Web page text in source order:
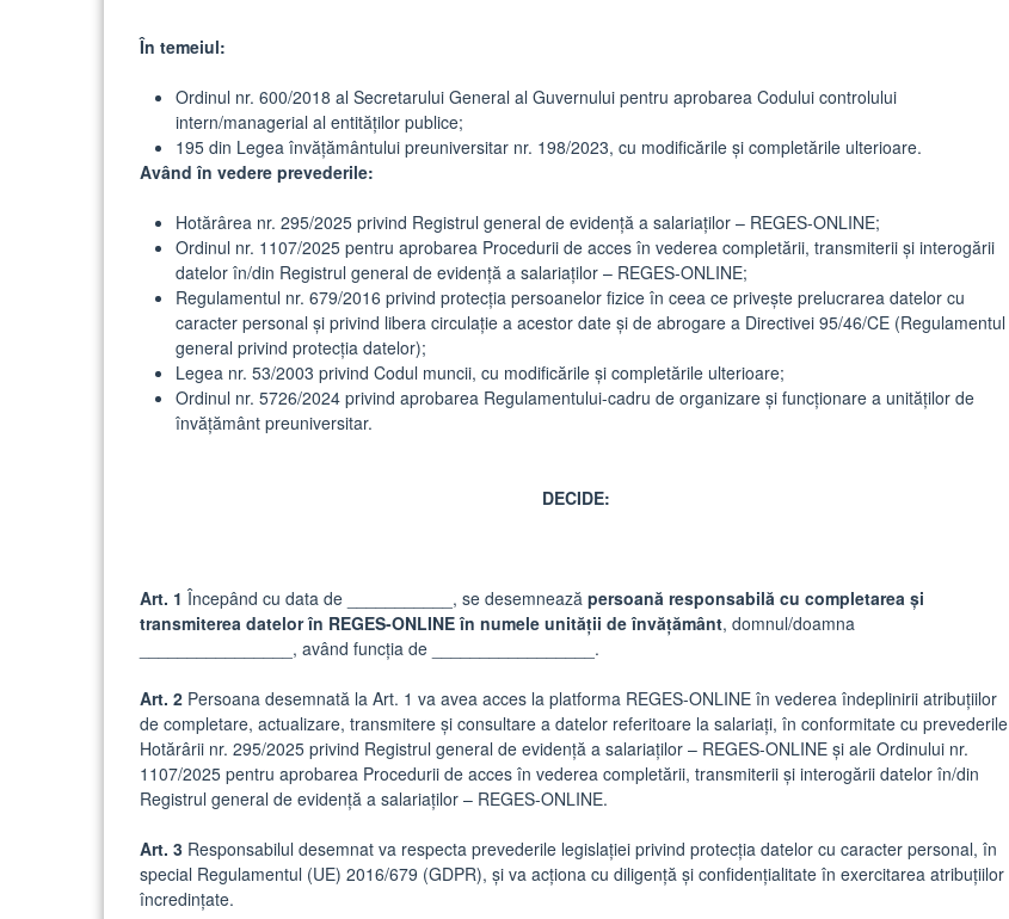
În temeiul:
Ordinul nr. 600/2018 al Secretarului General al Guvernului pentru aprobarea Codului controlului
intern/managerial al entităţilor publice;
195 din Legea învăţământului preuniversitar nr. 198/2023, cu modificările și completările ulterioare.
Având în vedere prevederile:
Hotărârea nr. 295/2025 privind Registrul general de evidenţă a salariaţilor – REGES-ONLINE;
Ordinul nr. 1107/2025 pentru aprobarea Procedurii de acces în vederea completării, transmiterii şi interogării
datelor în/din Registrul general de evidenţă a salariaţilor – REGES-ONLINE;
Regulamentul nr. 679/2016 privind protecţia persoanelor fizice în ceea ce priveşte prelucrarea datelor cu
caracter personal şi privind libera circulaţie a acestor date şi de abrogare a Directivei 95/46/CE (Regulamentul
general privind protecţia datelor);
Legea nr. 53/2003 privind Codul muncii, cu modificările și completările ulterioare;
Ordinul nr. 5726/2024 privind aprobarea Regulamentului-cadru de organizare şi funcţionare a unităţilor de
învăţământ preuniversitar.
DECIDE:
Art. 1 Începând cu data de ___________, se desemnează persoană responsabilă cu completarea și
transmiterea datelor în REGES-ONLINE în numele unității de învățământ, domnul/doamna
________________, având funcția de _________________.
Art. 2 Persoana desemnată la Art. 1 va avea acces la platforma REGES-ONLINE în vederea îndeplinirii atribuțiilor
de completare, actualizare, transmitere și consultare a datelor referitoare la salariați, în conformitate cu prevederile
Hotărârii nr. 295/2025 privind Registrul general de evidenţă a salariaţilor – REGES-ONLINE și ale Ordinului nr.
1107/2025 pentru aprobarea Procedurii de acces în vederea completării, transmiterii şi interogării datelor în/din
Registrul general de evidenţă a salariaţilor – REGES-ONLINE.
Art. 3 Responsabilul desemnat va respecta prevederile legislației privind protecția datelor cu caracter personal, în
special Regulamentul (UE) 2016/679 (GDPR), și va acționa cu diligență și confidențialitate în exercitarea atribuțiilor
încredințate.